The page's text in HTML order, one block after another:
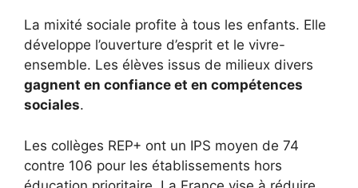
La mixité sociale profite à tous les enfants. Elle
développe l’ouverture d’esprit et le vivre-
ensemble. Les élèves issus de milieux divers
gagnent en confiance et en compétences
sociales.
Les collèges REP+ ont un IPS moyen de 74
contre 106 pour les établissements hors